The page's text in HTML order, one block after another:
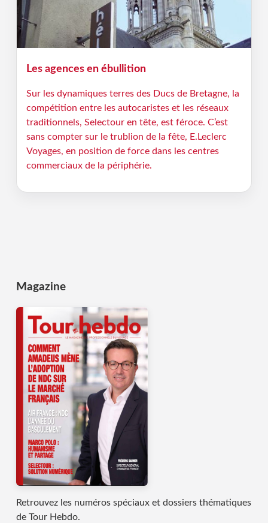
Les agences en ébullition
Sur les dynamiques terres des Ducs de Bretagne, la
compétition entre les autocaristes et les réseaux
traditionnels, Selectour en tête, est féroce. C’est
sans compter sur le trublion de la fête, E.Leclerc
Voyages, en position de force dans les centres
commerciaux de la périphérie.
Magazine
Retrouvez les numéros spéciaux et dossiers thématiques
de Tour Hebdo.